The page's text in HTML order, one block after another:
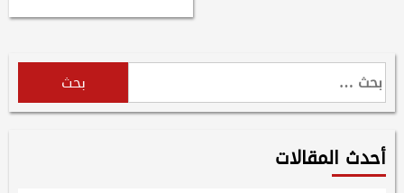
البحث
عن:
أحدث المقالات